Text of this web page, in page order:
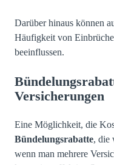
Darüber hinaus können
Häufigkeit von
beeinflussen.
Versicherungen
Eine Möglichkeit, die
Bündelungsrabatte, die
wenn man mehrere